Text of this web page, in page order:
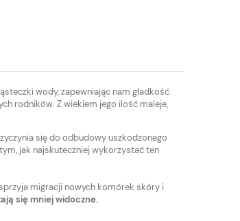
wody, zapewniając nam gładkość
rodników. Z wiekiem jego ilość maleje,
się do odbudowy uszkodzonego
jak najskuteczniej wykorzystać ten
migracji nowych komórek skóry i
się mniej widoczne.